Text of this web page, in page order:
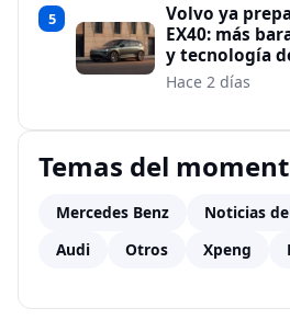
5
Volvo ya
EX40: más
y tecnología
Hace 2 días
Temas del
Mercedes Benz Noticias
Audi
Otros Xpeng